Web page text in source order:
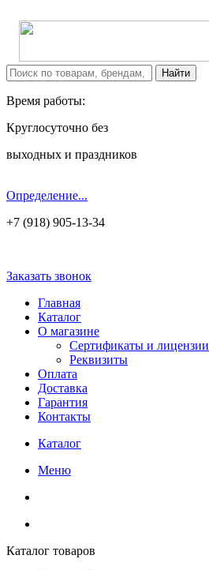
Время работы:
Круглосуточно без
выходных и праздников
Определение...
+7 (918) 905-13-34
Заказать звонок
Главная
Каталог
О магазине
Сертификаты и лицензии
Реквизиты
Оплата
Доставка
Гарантия
Контакты
Каталог
Меню
Каталог товаров